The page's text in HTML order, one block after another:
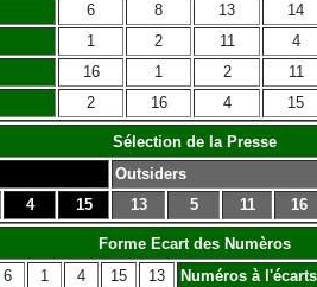
6 8 13 14
1 2 11 4
16 1 2 11
2 16 4 15
Sélection de la Presse
Outsiders
4 15 13 5 11 16
Forme Ecart des Numèros
6 1 4 15 13 Numéros à l'écarts